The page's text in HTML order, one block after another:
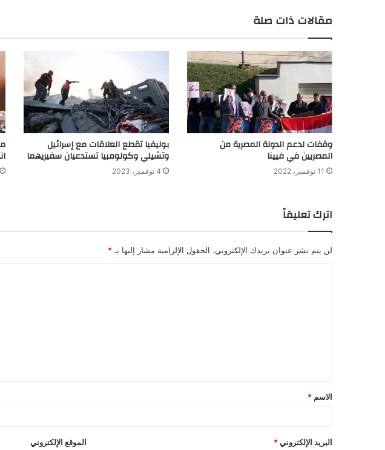
مقالات ذات صلة
وقفات لدعم الدولة المصرية من
المصريين في فيينا
11 نوفمبر، 2022
بوليفيا تقطع العلاقات مع إسرائيل
وتشيلي وكولومبيا تستدعيان سفيريهما
4 نوفمبر، 2023
اترك تعليقاً
لن يتم نشر عنوان بريدك الإلكتروني. الحقول الإلزامية مشار إليها بـ *
الاسم *
البريد الإلكتروني * الموقع الإلكتروني